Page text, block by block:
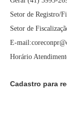
Setor de Registro/
Setor de
E-
Horário
Cadastro para